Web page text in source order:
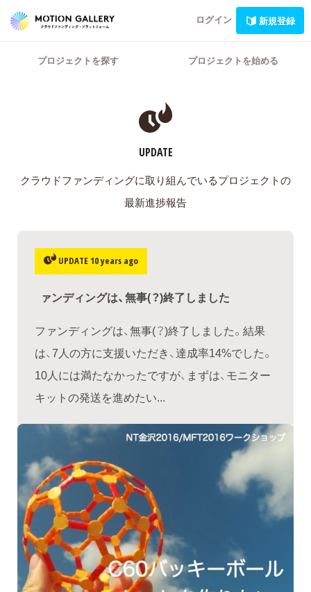
ログイン 新規登録
プロジェクトを探す プロジェクトを始める
UPDATE
クラウドファンディングに取り組んでいるプロジェクトの
最新進捗報告
UPDATE 10 years ago
ァンディングは、無事(？)終了しました
ファンディングは、無事(？)終了しました。結果
は、7人の方に支援いただき、達成率14%でした。
10人には満たなかったですが、まずは、モニター
キットの発送を進めたい...